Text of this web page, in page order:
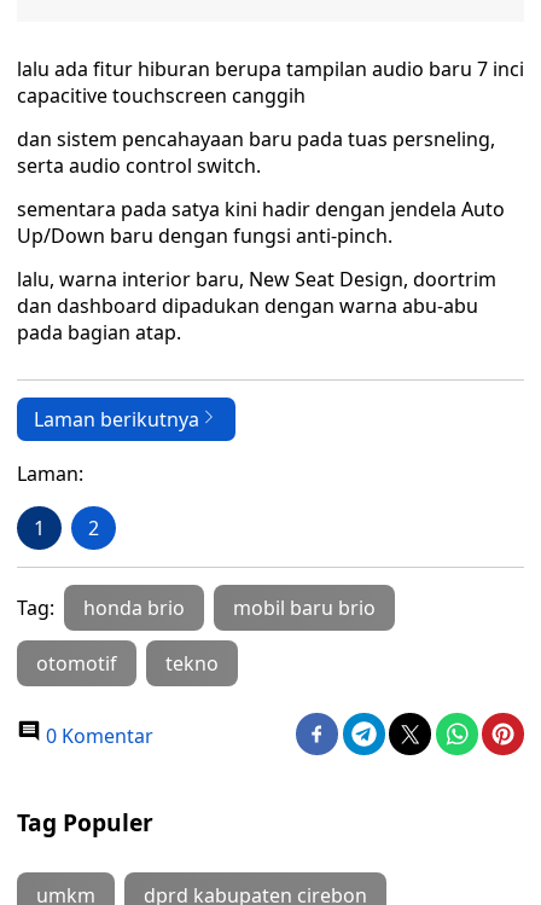
lalu ada fitur hiburan berupa tampilan audio baru 7 inci
capacitive touchscreen canggih
dan sistem pencahayaan baru pada tuas persneling,
serta audio control switch.
sementara pada satya kini hadir dengan jendela Auto
Up/Down baru dengan fungsi anti-pinch.
lalu, warna interior baru, New Seat Design, doortrim
dan dashboard dipadukan dengan warna abu-abu
pada bagian atap.
Laman berikutnya
Laman:
1 2
Tag: honda brio mobil baru brio
otomotif tekno
0 Komentar
Tag Populer
umkm dprd kabupaten cirebon